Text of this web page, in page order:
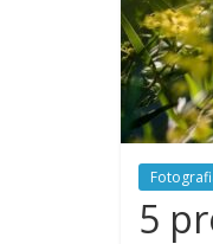
5